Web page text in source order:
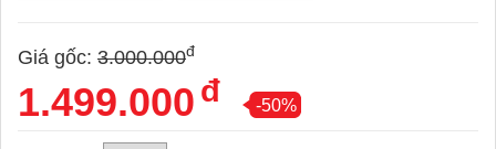
Giá gốc: 3.000.000đ
1.499.000 đ -50%